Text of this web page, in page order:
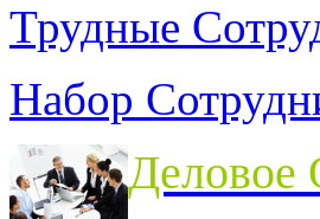
Трудные
Набор
Деловое